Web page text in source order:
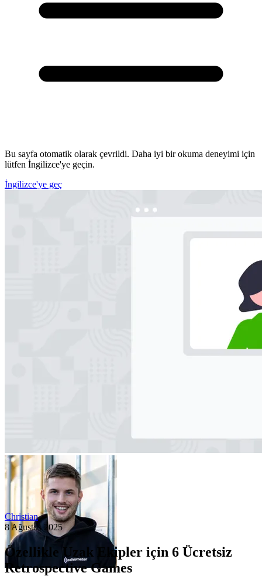
Bu sayfa otomatik olarak çevrildi. Daha iyi bir okuma deneyimi için
lütfen İngilizce'ye geçin.
İngilizce'ye geç
Christian
8 Ağustos 2025
Özellikle Uzak Ekipler için 6 Ücretsiz
Retrospective Games